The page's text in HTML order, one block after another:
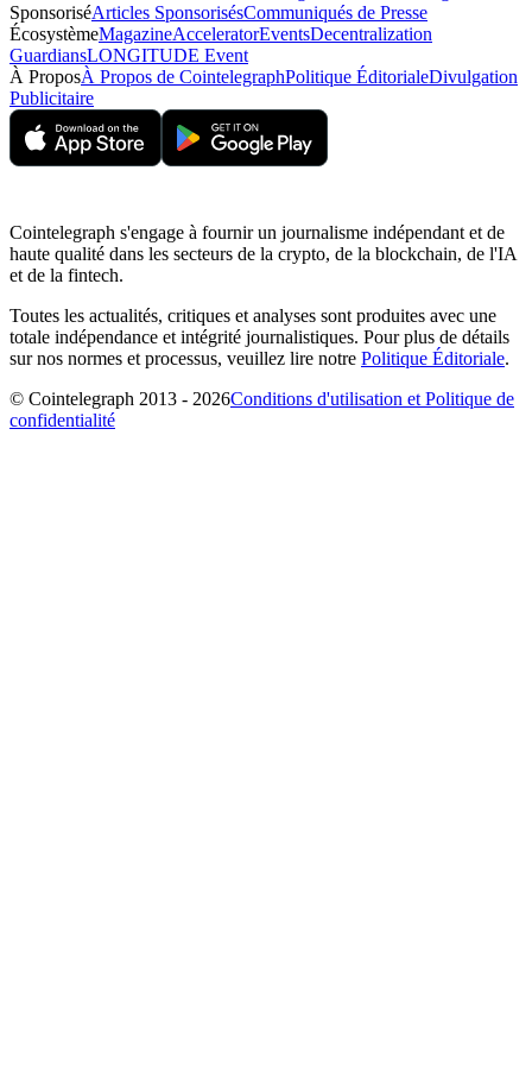
SponsoriséArticles SponsorisésCommuniqués de Presse
ÉcosystèmeMagazineAcceleratorEventsDecentralization
GuardiansLONGITUDE Event
À ProposÀ Propos de CointelegraphPolitique ÉditorialeDivulgation
Publicitaire
Cointelegraph s'engage à fournir un journalisme indépendant et de
haute qualité dans les secteurs de la crypto, de la blockchain, de l'IA
et de la fintech.
Toutes les actualités, critiques et analyses sont produites avec une
totale indépendance et intégrité journalistiques. Pour plus de détails
sur nos normes et processus, veuillez lire notre Politique Éditoriale.
© Cointelegraph 2013 - 2026Conditions d'utilisation et Politique de
confidentialité